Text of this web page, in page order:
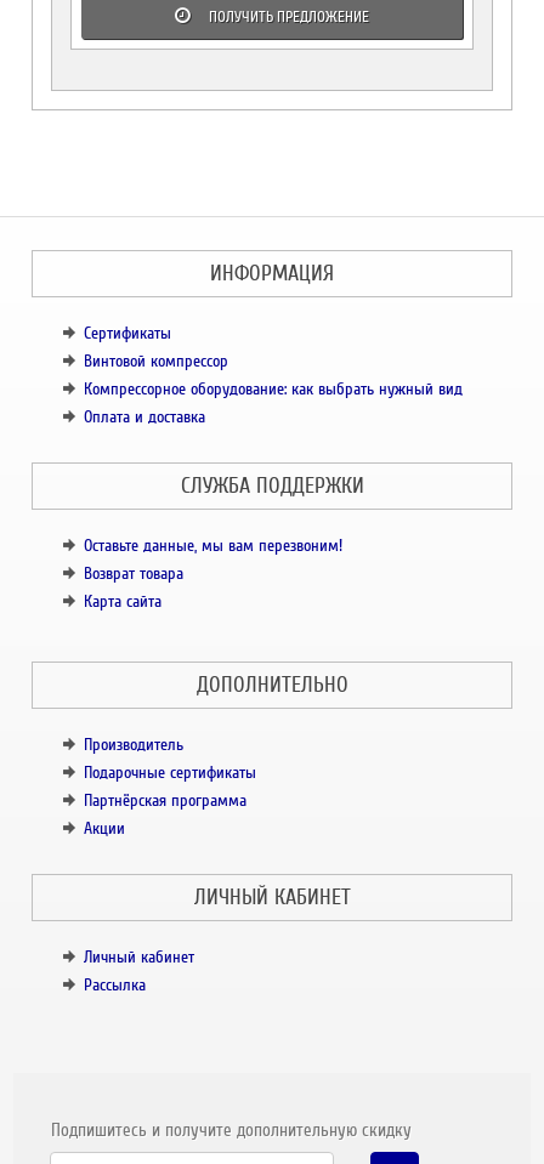
ПОЛУЧИТЬ ПРЕДЛОЖЕНИЕ
ИНФОРМАЦИЯ
Сертификаты
Винтовой компрессор
Компрессорное оборудование: как выбрать нужный вид
Оплата и доставка
СЛУЖБА ПОДДЕРЖКИ
Оставьте данные, мы вам перезвоним!
Возврат товара
Карта сайта
ДОПОЛНИТЕЛЬНО
Производитель
Подарочные сертификаты
Партнёрская программа
Акции
ЛИЧНЫЙ КАБИНЕТ
Личный кабинет
Рассылка
Подпишитесь и получите дополнительную скидку